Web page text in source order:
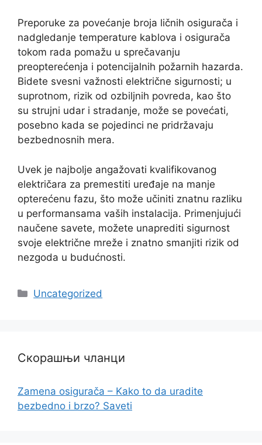
Preporuke za povećanje broja ličnih osigurača i
nadgledanje temperature kablova i osigurača
tokom rada pomažu u sprečavanju
preopterećenja i potencijalnih požarnih hazarda.
Bidete svesni važnosti električne sigurnosti; u
suprotnom, rizik od ozbiljnih povreda, kao što
su strujni udar i stradanje, može se povećati,
posebno kada se pojedinci ne pridržavaju
bezbednosnih mera.
Uvek je najbolje angažovati kvalifikovanog
električara za premestiti uređaje na manje
opterećenu fazu, što može učiniti znatnu razliku
u performansama vaših instalacija. Primenjujući
naučene savete, možete unaprediti sigurnost
svoje električne mreže i znatno smanjiti rizik od
nezgoda u budućnosti.
Categories
Uncategorized
Скорашњи чланци
Zamena osigurača – Kako to da uradite
bezbedno i brzo? Saveti